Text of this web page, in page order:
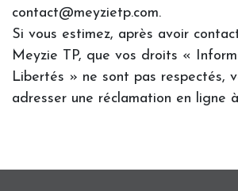
contact@meyzietp.com.
Si vous estimez, après avoir
Meyzie TP, que vos droits «
Libertés » ne sont pas respectés,
adresser une réclamation en ligne